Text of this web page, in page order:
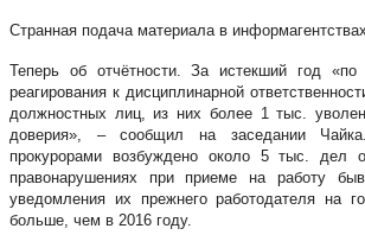
Странная подача материала в
Теперь об отчётности. За истекший год «по
реагирования к дисциплинарной
должностных лиц, из них более 1 тыс.
доверия», – сообщил на заседании
прокурорами возбуждено около 5 тыс. дел
правонарушениях при приеме на работу
уведомления их прежнего работодателя на
больше, чем в 2016 году.